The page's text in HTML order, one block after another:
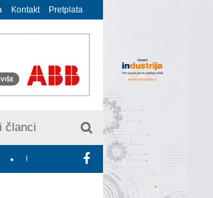
Kontakt Pretplata
članci
15. Savetovanju o elektrodistributivnim